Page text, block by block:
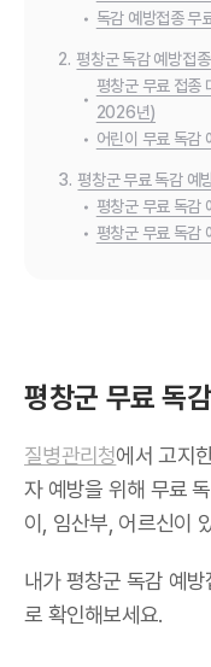
• 독감 예방접종 무
2. 평창군 독감 예방접
•
평창군 무료 접종
2026년)
• 어린이 무료 독감
3. 평창군 무료 독감 예
• 평창군 무료 독감
• 평창군 무료 독감
평창군 무료 독
질병관리청에서 고지
자 예방을 위해 무료
이, 임산부, 어르신이
내가 평창군 독감 예
로 확인해보세요.